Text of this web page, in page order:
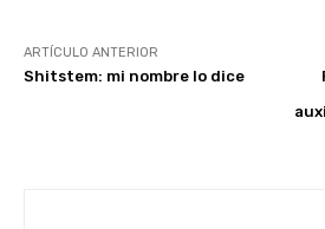
ARTÍCULO ANTERIOR
Shitstem: mi nombre lo dice